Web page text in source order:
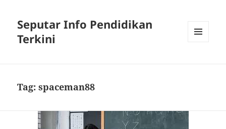
Seputar Info Pendidikan
Terkini
Tag:spaceman88